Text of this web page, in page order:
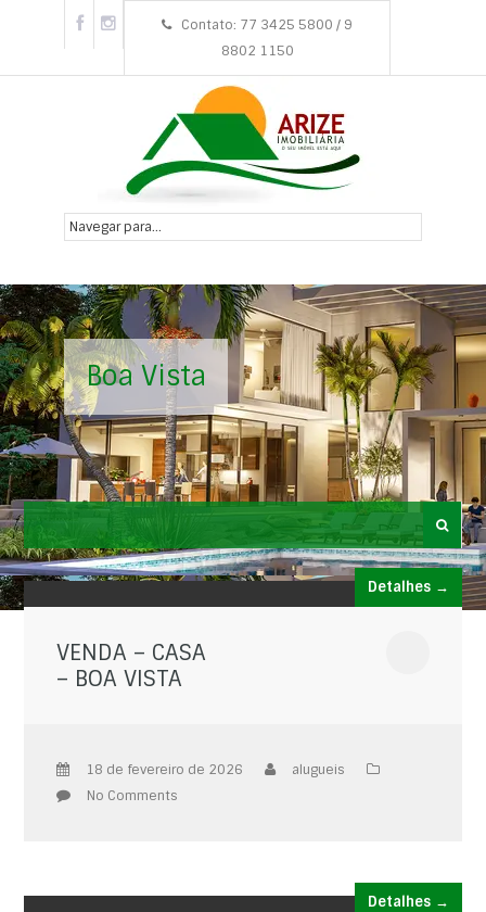
Contato: 77 3425 5800 / 9
8802 1150
Boa Vista
Detalhes →
VENDA – CASA
– BOA VISTA
18 de fevereiro de 2026
alugueis
No Comments
Detalhes →